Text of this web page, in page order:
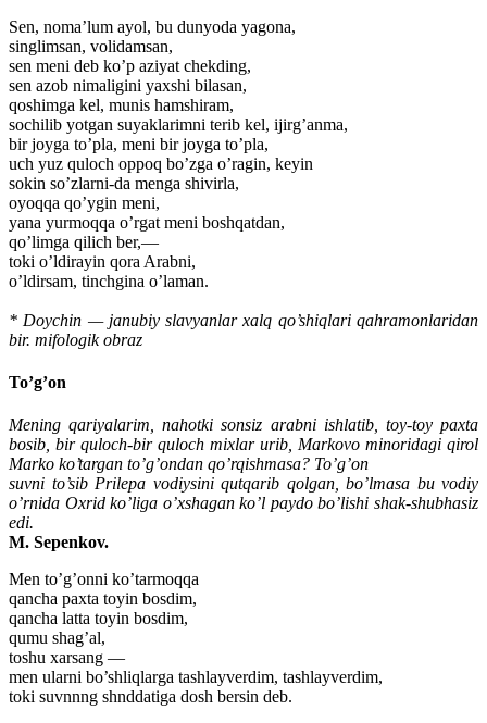
Sen, noma’lum ayol, bu dunyoda yagona,
singlimsan, volidamsan,
sen meni deb ko’p aziyat chekding,
sen azob nimaligini yaxshi bilasan,
qoshimga kel, munis hamshiram,
sochilib yotgan suyaklarimni terib kel, ijirg’anma,
bir joyga to’pla, meni bir joyga to’pla,
uch yuz quloch oppoq bo’zga o’ragin, keyin
sokin so’zlarni-da menga shivirla,
oyoqqa qo’ygin meni,
yana yurmoqqa o’rgat meni boshqatdan,
qo’limga qilich ber,—
toki o’ldirayin qora Arabni,
o’ldirsam, tinchgina o’laman.
* Doychin — janubiy slavyanlar xalq qo’shiqlari qahramonlaridan
bir. mifologik obraz
To’g’on
Mening qariyalarim, nahotki sonsiz arabni ishlatib, toy-toy paxta
bosib, bir quloch-bir quloch mixlar urib, Markovo minoridagi qirol
Marko ko’targan to’g’ondan qo’rqishmasa? To’g’on
suvni to’sib Prilepa vodiysini qutqarib qolgan, bo’lmasa bu vodiy
o’rnida Oxrid ko’liga o’xshagan ko’l paydo bo’lishi shak-shubhasiz
edi.
M. Sepenkov.
Men to’g’onni ko’tarmoqqa
qancha paxta toyin bosdim,
qancha latta toyin bosdim,
qumu shag’al,
toshu xarsang —
men ularni bo’shliqlarga tashlayverdim, tashlayverdim,
toki suvnnng shnddatiga dosh bersin deb.